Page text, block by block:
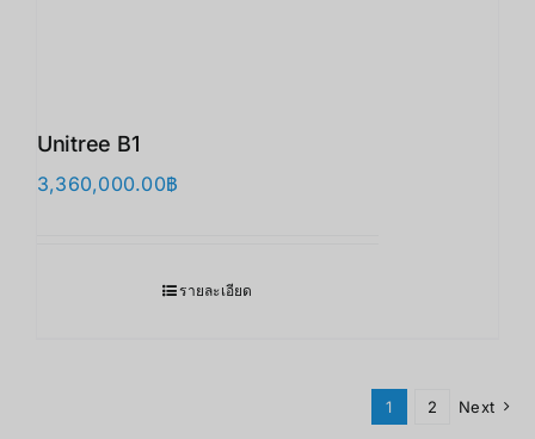
Unitree B1
3,360,000.00฿
รายละเอียด
1 2 Next